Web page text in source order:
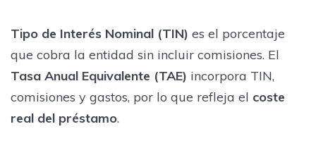
Tipo de Interés Nominal (TIN) es el porcentaje
que cobra la entidad sin incluir comisiones. El
Tasa Anual Equivalente (TAE) incorpora TIN,
comisiones y gastos, por lo que refleja el coste
real del préstamo.